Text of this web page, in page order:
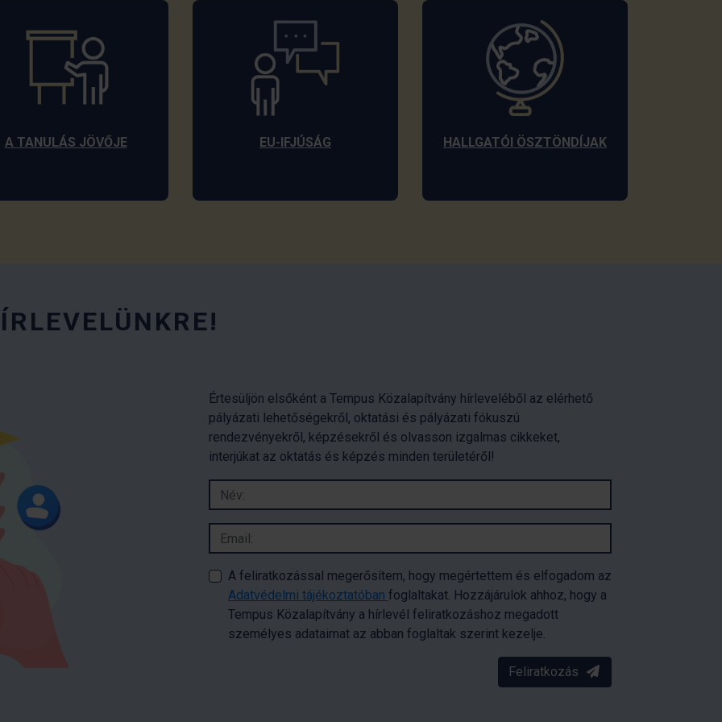
A TANULÁS JÖVŐJE EU-IFJÚSÁG HALLGATÓI ÖSZTÖNDÍJAK
Értesüljön elsőként a Tempus Közalapítvány hírleveléből az elérhető
pályázati lehetőségekről, oktatási és pályázati fókuszú
rendezvényekről, képzésekről és olvasson izgalmas cikkeket,
interjúkat az oktatás és képzés minden területéről!
A feliratkozással megerősítem, hogy megértettem és elfogadom az
Adatvédelmi tájékoztatóban foglaltakat. Hozzájárulok ahhoz, hogy a
Tempus Közalapítvány a hírlevél feliratkozáshoz megadott
személyes adataimat az abban foglaltak szerint kezelje.
Feliratkozás